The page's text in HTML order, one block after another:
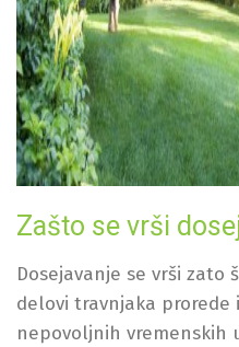
Zašto se vrši
Dosejavanje se vrši zato
delovi travnjaka prorede
nepovoljnih vremenskih